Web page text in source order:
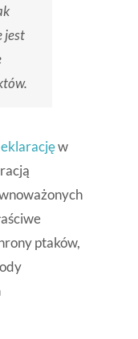
jest
w
ptaków,